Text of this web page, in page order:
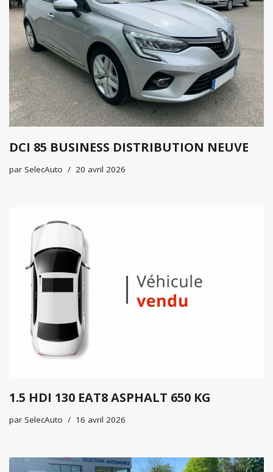
DCI 85 BUSINESS DISTRIBUTION NEUVE
par SelecAuto 20 avril 2026
1.5 HDI 130 EAT8 ASPHALT 650 KG
par SelecAuto 16 avril 2026